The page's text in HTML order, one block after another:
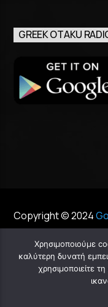
GREEK OTAKU
Copyright © 2024
Χρησιμοποιούμε
καλύτερη δυνατή
χρησιμοποιείτε